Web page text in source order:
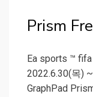
Prism
Ea sports ™
2022.6.30(목)
GraphPad